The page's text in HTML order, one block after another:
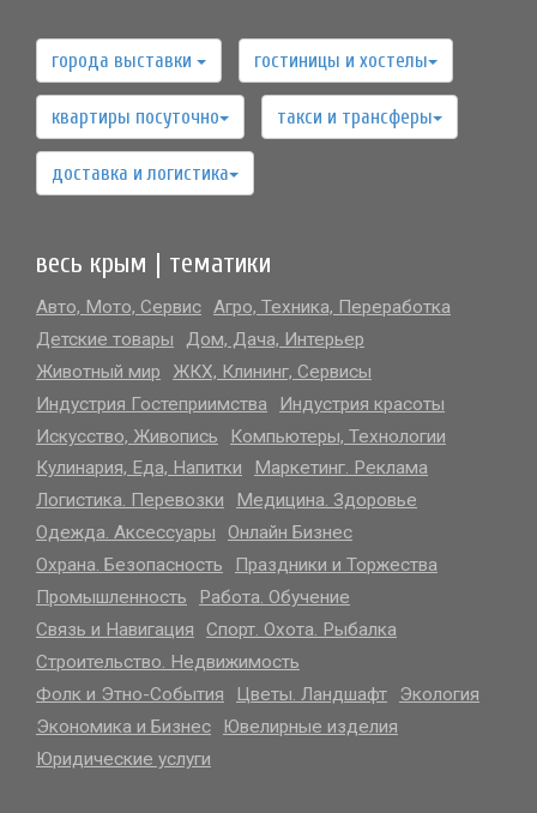
больше выбор на САЙТЕ..
города выставки гостиницы и хостелы
квартиры посуточно такси и трансферы
доставка и логистика
весь крым | тематики
Авто, Мото, Сервис Агро, Техника, Переработка
Детские товары
Дом, Дача, Интерьер
Животный мир
ЖКХ, Клининг, Сервисы
Индустрия Гостеприимства
Индустрия красоты
Искусство, Живопись
Компьютеры, Технологии
Кулинария, Еда, Напитки
Маркетинг. Реклама
Логистика. Перевозки
Медицина. Здоровье
Одежда. Аксессуары
Онлайн Бизнес
Охрана. Безопасность
Праздники и Торжества
Промышленность
Работа. Обучение
Связь и Навигация
Спорт. Охота. Рыбалка
Строительство. Недвижимость
Фолк и Этно-События
Цветы. Ландшафт
Экология
Экономика и Бизнес
Ювелирные изделия
Юридические услуги